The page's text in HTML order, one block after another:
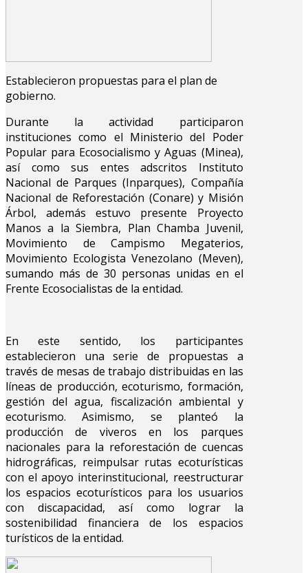
Establecieron propuestas para el plan de
gobierno.
Durante la actividad participaron
instituciones como el Ministerio del Poder
Popular para Ecosocialismo y Aguas (Minea),
así como sus entes adscritos Instituto
Nacional de Parques (Inparques), Compañía
Nacional de Reforestación (Conare) y Misión
Árbol, además estuvo presente Proyecto
Manos a la Siembra, Plan Chamba Juvenil,
Movimiento de Campismo Megaterios,
Movimiento Ecologista Venezolano (Meven),
sumando más de 30 personas unidas en el
Frente Ecosocialistas de la entidad.
En este sentido, los participantes
establecieron una serie de propuestas a
través de mesas de trabajo distribuidas en las
líneas de producción, ecoturismo, formación,
gestión del agua, fiscalización ambiental y
ecoturismo. Asimismo, se planteó la
producción de viveros en los parques
nacionales para la reforestación de cuencas
hidrográficas, reimpulsar rutas ecoturísticas
con el apoyo interinstitucional, reestructurar
los espacios ecoturísticos para los usuarios
con discapacidad, así como lograr la
sostenibilidad financiera de los espacios
turísticos de la entidad.